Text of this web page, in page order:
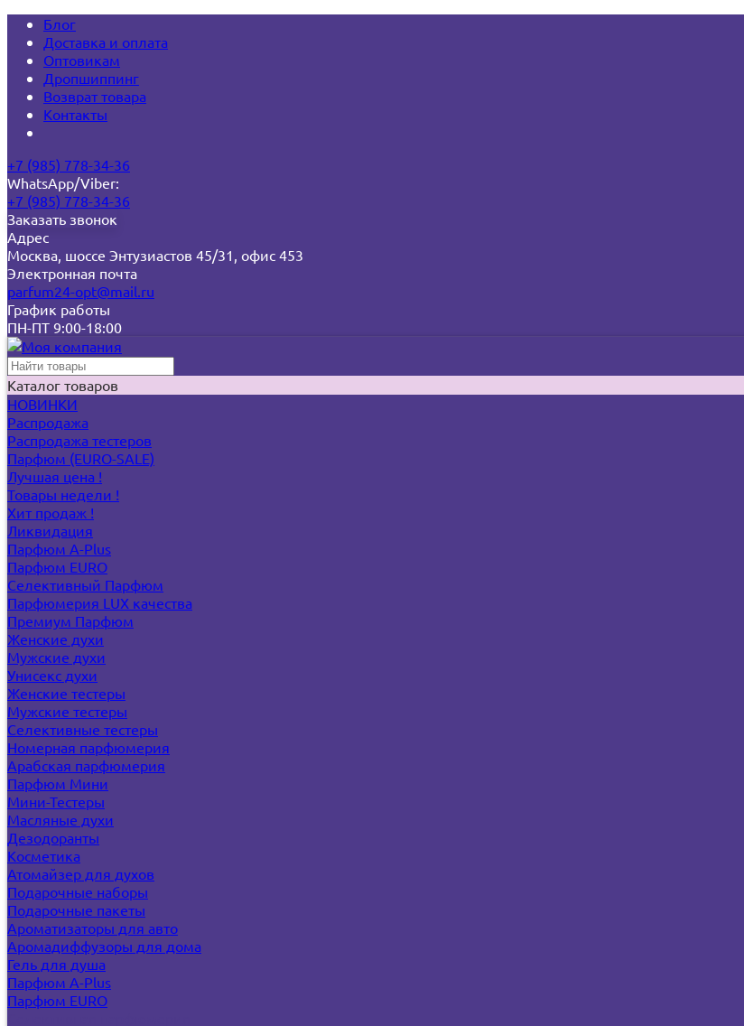
Блог
Доставка и оплата
Оптовикам
Дропшиппинг
Возврат товара
Контакты
+7 (985) 778-34-36
WhatsApp/Viber:
+7 (985) 778-34-36
Заказать звонок
Адрес
Москва, шоссе Энтузиастов 45/31, офис 453
Электронная почта
parfum24-opt@mail.ru
График работы
ПН-ПТ 9:00-18:00
Каталог товаров
НОВИНКИ
Распродажа
Распродажа тестеров
Парфюм (EURO-SALE)
Лучшая цена !
Товары недели !
Хит продаж !
Ликвидация
Парфюм A-Plus
Парфюм EURO
Селективный Парфюм
Парфюмерия LUX качества
Премиум Парфюм
Женские духи
Мужские духи
Унисекс духи
Женские тестеры
Мужские тестеры
Селективные тестеры
Номерная парфюмерия
Арабская парфюмерия
Парфюм Мини
Мини-Тестеры
Масляные духи
Дезодоранты
Косметика
Атомайзер для духов
Подарочные наборы
Подарочные пакеты
Ароматизаторы для авто
Аромадиффузоры для дома
Гель для душа
Парфюм A-Plus
Парфюм EURO